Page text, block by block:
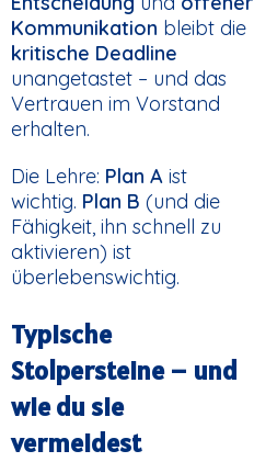
Kommunikation bleibt die
kritische Deadline
unangetastet – und das
Vertrauen im Vorstand
erhalten.
Die Lehre: Plan A ist
wichtig. Plan B (und die
Fähigkeit, ihn schnell zu
aktivieren) ist
überlebenswichtig.
Typische
Stolpersteine – und
wie du sie
vermeidest